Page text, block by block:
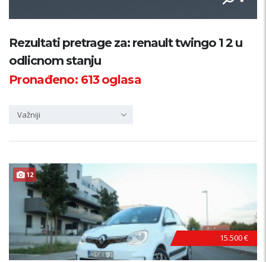
Kategorija
Županija
Rezultati pretrage za: renault twingo 1 2 u
odlicnom stanju
Pronađeno: 613oglasa
Važniji
12
15.500 €